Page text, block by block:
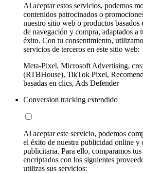
Al aceptar estos servicios, podemos
contenidos patrocinados o
nuestro sitio web o productos basados
de navegación y compra, adaptados a
éxito. Con tu consentimiento,
servicios de terceros en este sitio web:
Meta-Pixel, Microsoft Advertising,
(RTBHouse), TikTok Pixel,
basadas en clics, Ads Defender
Conversion tracking extendido
Al aceptar este servicio, podemos
el éxito de nuestra publicidad online y
publicitaria. Para ello, comparamos tus
encriptados con los siguientes
utilizas sus servicios: